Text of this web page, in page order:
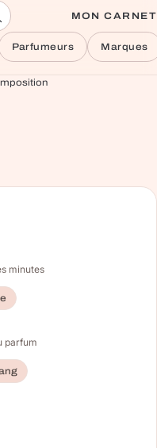
MON CARNET
Parfumeurs Marques
minutes
parfum